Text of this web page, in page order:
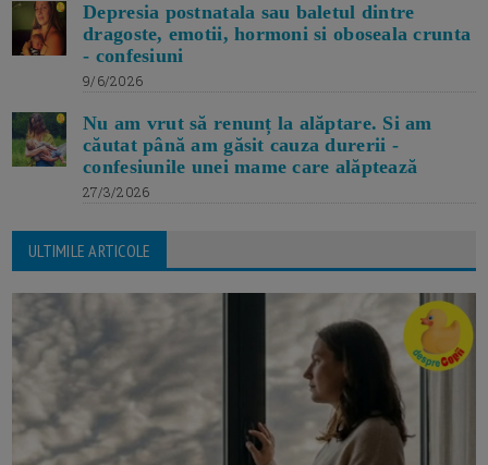
Depresia postnatala sau baletul dintre
dragoste, emotii, hormoni si oboseala crunta
- confesiuni
9/6/2026
Nu am vrut să renunț la alăptare. Si am
căutat până am găsit cauza durerii -
confesiunile unei mame care alăptează
27/3/2026
ULTIMILE ARTICOLE